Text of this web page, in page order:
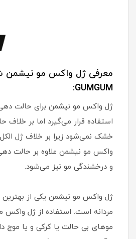
GUMGUM:
ژل واکس مو نیشمن برای حالت
استفاده قرار می‌گیرد اما بر خلاف
خشک نمی‌شود زیرا بر خلاف ژل
واکس مو نیشمن علاوه بر حالت
و درخشندگی مو نیز می‌شود.
ژل واکس مو نیشمن یکی از
مردانه است. استفاده از ژل واکس
موهای بی حالت یا کرکی و یا موج